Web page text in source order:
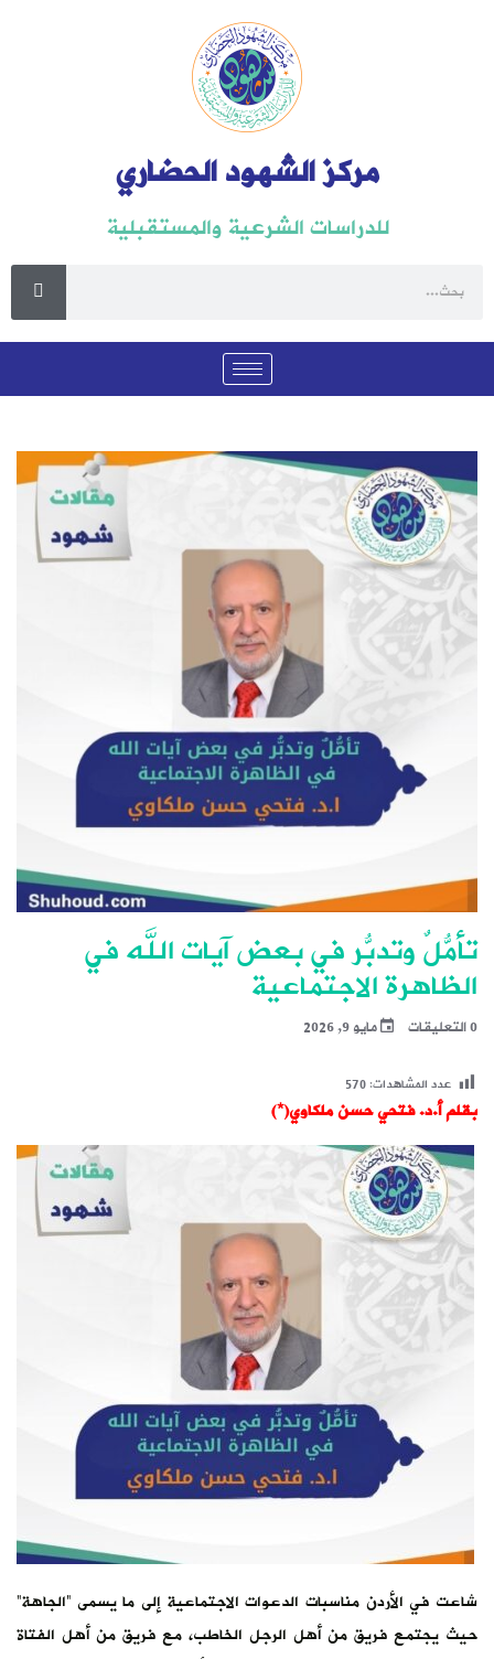
مركز الشهود الحضاري
للدراسات الشرعية والمستقبلية
تأمُّلٌ وتدبُّر في بعض آيات الله في
الظاهرة الاجتماعية
0 التعليقات مايو 9, 2026
عدد المشاهدات:570
بقلم أ.د. فتحي حسن ملكاوي(*)
شاعت في الأردن مناسبات الدعوات الاجتماعية إلى ما يسمى “الجاهة”
حيث يجتمع فريق من أهل الرجل الخاطب، مع فريق من أهل الفتاة